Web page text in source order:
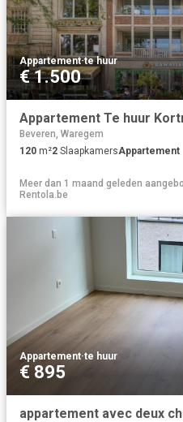
Appartement·te huur
€ 1.500
Beveren, Waregem
120 m²2 SlaapkamersAppartement
Meer dan 1 maand geleden
Rentola.be
Appartement·te huur
€ 895